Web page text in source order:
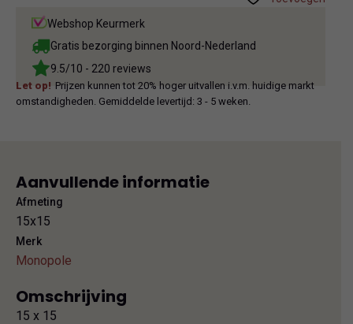
Grey
aantal
Webshop Keurmerk
Gratis bezorging binnen Noord-Nederland
9.5/10 - 220 reviews
Let op! Prijzen kunnen tot 20% hoger uitvallen i.v.m. huidige markt
omstandigheden. Gemiddelde levertijd: 3 - 5 weken.
Aanvullende informatie
Afmeting
15x15
Merk
Monopole
Omschrijving
15 x 15